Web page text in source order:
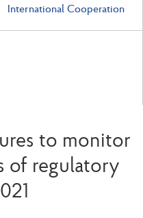
International Cooperation
to monitor
of regulatory